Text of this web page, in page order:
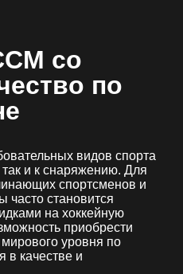
со
по
видов спорта
так и к снаряжению. Для
спортсменов и
часто становится
на хоккейную
приобрести
уровня по
в качестве и